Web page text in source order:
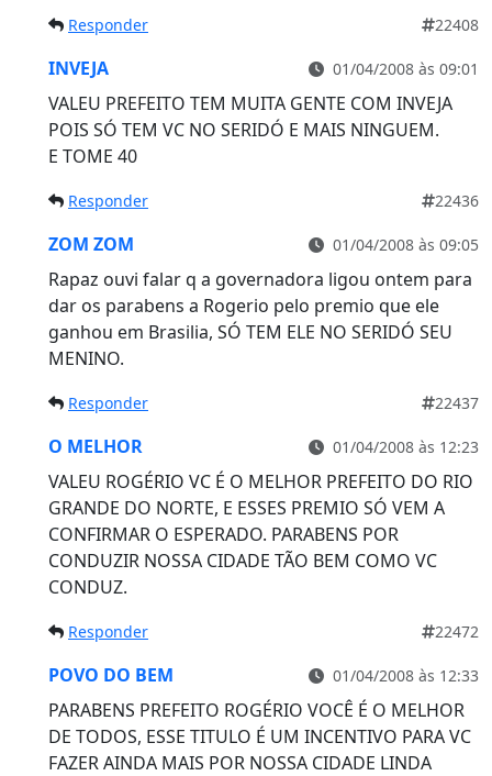
Responder 22408
INVEJA 01/04/2008 às 09:01
VALEU PREFEITO TEM MUITA GENTE COM INVEJA
POIS SÓ TEM VC NO SERIDÓ E MAIS NINGUEM.
E TOME 40
Responder 22436
ZOM ZOM 01/04/2008 às 09:05
Rapaz ouvi falar q a governadora ligou ontem para
dar os parabens a Rogerio pelo premio que ele
ganhou em Brasilia, SÓ TEM ELE NO SERIDÓ SEU
MENINO.
Responder 22437
O MELHOR 01/04/2008 às 12:23
VALEU ROGÉRIO VC É O MELHOR PREFEITO DO RIO
GRANDE DO NORTE, E ESSES PREMIO SÓ VEM A
CONFIRMAR O ESPERADO. PARABENS POR
CONDUZIR NOSSA CIDADE TÃO BEM COMO VC
CONDUZ.
Responder 22472
POVO DO BEM 01/04/2008 às 12:33
PARABENS PREFEITO ROGÉRIO VOCÊ É O MELHOR
DE TODOS, ESSE TITULO É UM INCENTIVO PARA VC
FAZER AINDA MAIS POR NOSSA CIDADE LINDA